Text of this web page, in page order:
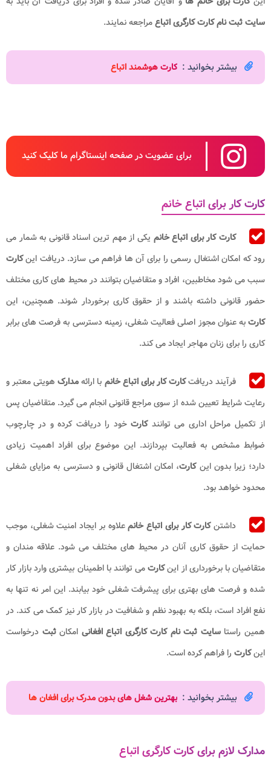
سایت ثبت نام کارت کارگری اتباعمراجعه نمایند.
بیشتر بخوانید : کارت هوشمند اتباع
برای عضویت در صفحه اینستاگرام ما کلیک کنید
کارت کار برای اتباع خانم
کارت کار برای اتباع خانم یکی از مهم ترین اسناد قانونی به شمار می
رود که امکان اشتغال رسمی را برای آن ها فراهم می سازد. دریافت اینکارت
سبب می شود مخاطبین، افراد و متقاضیان بتوانند در محیط های کاری مختلف
حضور قانونی داشته باشند و از حقوق کاری برخوردار شوند. همچنین، این
کارتبه عنوان مجوز اصلی فعالیت شغلی، زمینه دسترسی به فرصت های برابر
کاری را برای زنان مهاجر ایجاد می کند.
فرآیند دریافتکارت کار برای اتباع خانم با ارائهمدارکهویتی معتبر و
رعایت شرایط تعیین شده از سوی مراجع قانونی انجام می گیرد. متقاضیان پس
از تکمیل مراحل اداری می توانندکارتخود را دریافت کرده و در چارچوب
ضوابط مشخص به فعالیت بپردازند. این موضوع برای افراد اهمیت زیادی
دارد؛ زیرا بدون اینکارت، امکان اشتغال قانونی و دسترسی به مزایای شغلی
محدود خواهد بود.
داشتنکارت کار برای اتباع خانمعلاوه بر ایجاد امنیت شغلی، موجب
حمایت از حقوق کاری آنان در محیط های مختلف می شود. علاقه مندان و
متقاضیان با برخورداری از اینکارتمی توانند با اطمینان بیشتری وارد بازار کار
شده و فرصت های بهتری برای پیشرفت شغلی خود بیابند. این امر نه تنها به
نفع افراد است، بلکه به بهبود نظم و شفافیت در بازار کار نیز کمک می کند. در
همین راستاسایت ثبت نام کارت کارگری اتباع افغانی امکانثبت درخواست
اینکارت را فراهم کرده است.
بیشتر بخوانید : بهترین شغل های بدون مدرک برای افغان ها
مدارک لازم برای کارت کارگری اتباع